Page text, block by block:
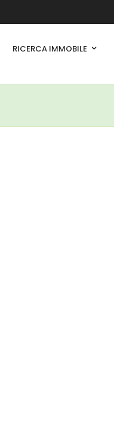
RICERCA IMMOBILE